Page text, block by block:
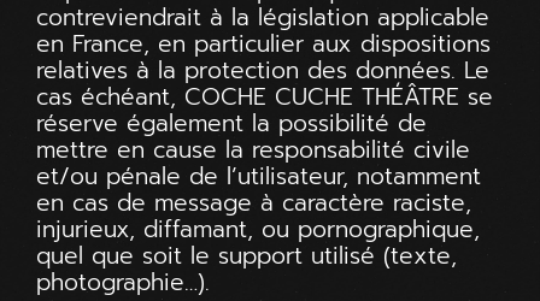
contreviendrait à la législation applicable
en France, en particulier aux dispositions
relatives à la protection des données. Le
cas échéant, COCHE CUCHE THÉÂTRE se
réserve également la possibilité de
mettre en cause la responsabilité civile
et/ou pénale de l’utilisateur, notamment
en cas de message à caractère raciste,
injurieux, diffamant, ou pornographique,
quel que soit le support utilisé (texte,
photographie…).